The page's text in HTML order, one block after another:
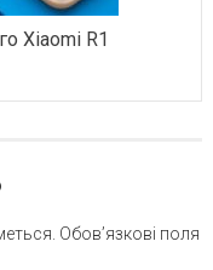
Xiaomi R1
Обов’язкові поля